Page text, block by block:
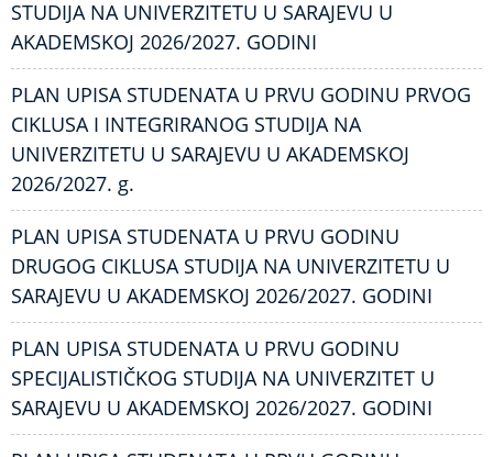
STUDIJA NA UNIVERZITETU U SARAJEVU U
AKADEMSKOJ 2026/2027. GODINI
PLAN UPISA STUDENATA U PRVU GODINU PRVOG
CIKLUSA I INTEGRIRANOG STUDIJA NA
UNIVERZITETU U SARAJEVU U AKADEMSKOJ
2026/2027. g.
PLAN UPISA STUDENATA U PRVU GODINU
DRUGOG CIKLUSA STUDIJA NA UNIVERZITETU U
SARAJEVU U AKADEMSKOJ 2026/2027. GODINI
PLAN UPISA STUDENATA U PRVU GODINU
SPECIJALISTIČKOG STUDIJA NA UNIVERZITET U
SARAJEVU U AKADEMSKOJ 2026/2027. GODINI